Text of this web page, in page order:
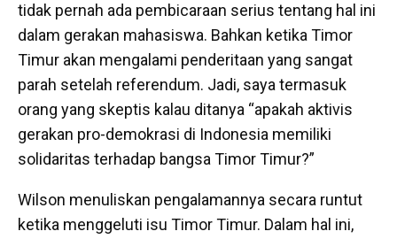
tidak pernah ada pembicaraan serius tentang hal ini
dalam gerakan mahasiswa. Bahkan ketika Timor
Timur akan mengalami penderitaan yang sangat
parah setelah referendum. Jadi, saya termasuk
orang yang skeptis kalau ditanya “apakah aktivis
gerakan pro-demokrasi di Indonesia memiliki
solidaritas terhadap bangsa Timor Timur?”
Wilson menuliskan pengalamannya secara runtut
ketika menggeluti isu Timor Timur. Dalam hal ini,